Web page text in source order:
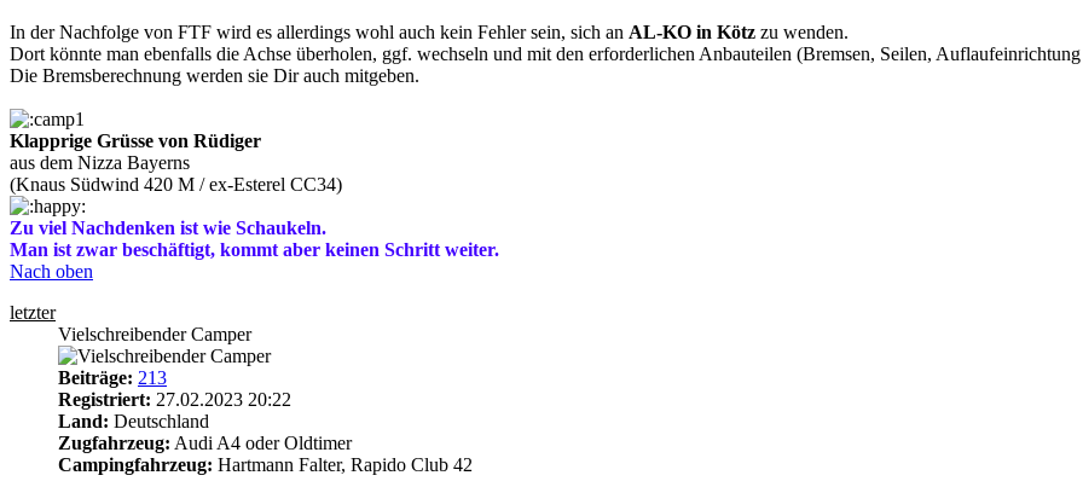
In der Nachfolge von FTF wird es allerdings wohl auch kein Fehler sein, sich an AL-KO in Kötz zu wenden.
Dort könnte man ebenfalls die Achse überholen, ggf. wechseln und mit den erforderlichen Anbauteilen (Bremsen, Seilen, Auflaufeinrichtung
Die Bremsberechnung werden sie Dir auch mitgeben.
Klapprige Grüsse von Rüdiger
aus dem Nizza Bayerns
(Knaus Südwind 420 M / ex-Esterel CC34)
Zu viel Nachdenken ist wie Schaukeln.
Man ist zwar beschäftigt, kommt aber keinen Schritt weiter.
Nach oben
letzter
Vielschreibender Camper
Beiträge: 213
Registriert: 27.02.2023 20:22
Land: Deutschland
Zugfahrzeug: Audi A4 oder Oldtimer
Campingfahrzeug: Hartmann Falter, Rapido Club 42